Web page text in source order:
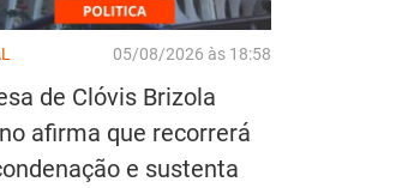
05/08/2026 às 18:58
de Clóvis Brizola
afirma que recorrerá
e sustenta